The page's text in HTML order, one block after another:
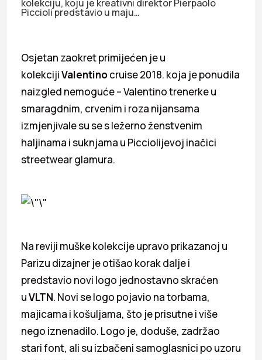
kolekciju, koju je kreativni direktor Pierpaolo
Piccioli predstavio u maju…
Osjetan zaokret primijećen je u
kolekcijiValentinocruise 2018. koja je ponudila
naizgled nemoguće – Valentino trenerke u
smaragdnim, crvenim i roza nijansama
izmjenjivale su se s ležerno ženstvenim
haljinama i suknjama u Picciolijevoj inačici
streetwear glamura.
Na reviji muške kolekcije upravo prikazanoj u
Parizu dizajner je otišao korak dalje i
predstavio novi logo jednostavno skraćen
uVLTN. Novi se logo pojavio na torbama,
majicama i košuljama, što je prisutne i više
nego iznenadilo. Logo je, doduše, zadržao
stari font, ali su izbačeni samoglasnici po uzoru